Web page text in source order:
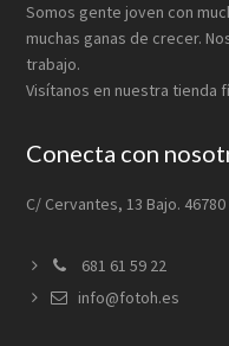
Somos gente joven con
muchas ganas de crecer.
trabajo.
Visítanos en nuestra tienda
Conecta con
C/ Cervantes, 13 Bajo. 46780
681 61 59 22
info@fotoh.es